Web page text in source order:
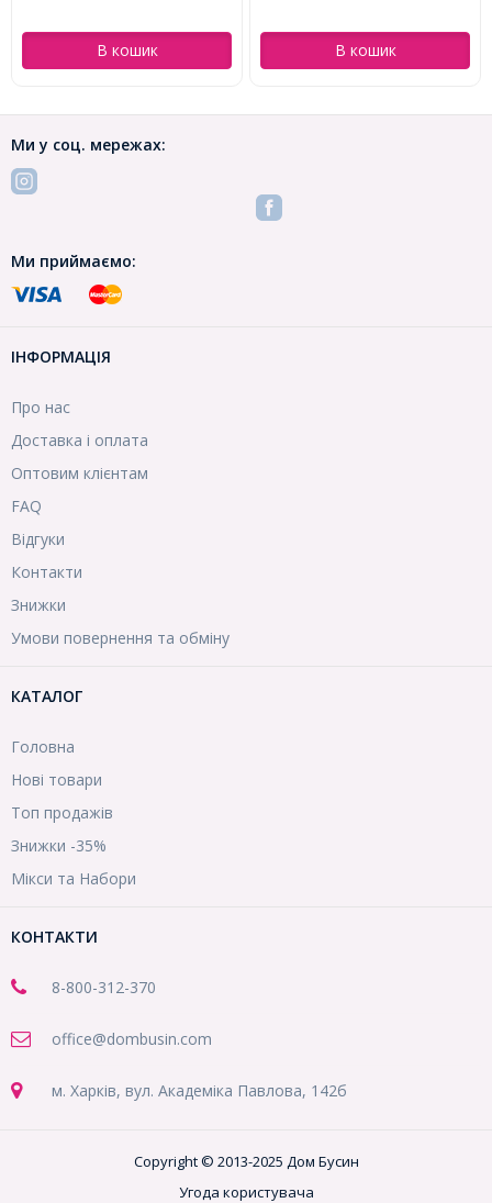
В кошик В кошик
Ми у соц. мережах:
Ми приймаємо:
ІНФОРМАЦІЯ
Про нас
Доставка і оплата
Оптовим клієнтам
FAQ
Відгуки
Контакти
Знижки
Умови повернення та обміну
КАТАЛОГ
Головна
Нові товари
Топ продажів
Знижки -35%
Мікси та Набори
КОНТАКТИ
8-800-312-370
office@dombusin.com
м. Харків, вул. Академіка Павлова, 142б
Copyright © 2013-2025 Дом Бусин
Угода користувача